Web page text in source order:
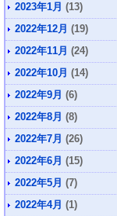
2023年1月 (13)
2022年12月 (19)
2022年11月 (24)
2022年10月 (14)
2022年9月 (6)
2022年8月 (8)
2022年7月 (26)
2022年6月 (15)
2022年5月 (7)
2022年4月 (1)